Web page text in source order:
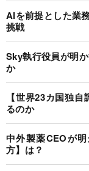
AIを前提とした業
挑戦
Sky執行役員が明
か
【世界23カ国独
るのか
中外製薬CEOが
方】は？